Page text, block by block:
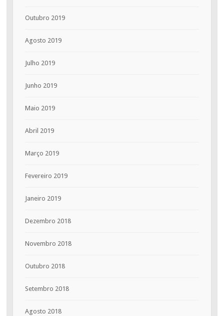
Outubro 2019
Agosto 2019
Julho 2019
Junho 2019
Maio 2019
Abril 2019
Março 2019
Fevereiro 2019
Janeiro 2019
Dezembro 2018
Novembro 2018
Outubro 2018
Setembro 2018
Agosto 2018